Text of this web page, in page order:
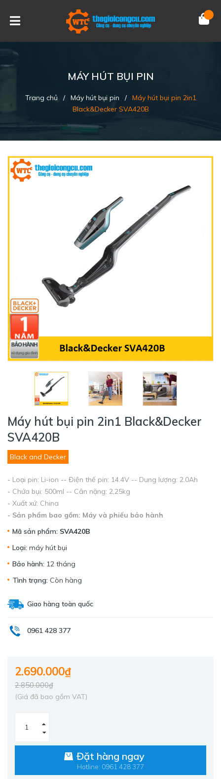
MÁY HÚT BỤI PIN
Trang chủ / Máy hút bụi pin / Máy hút bụi pin 2in1
Black&Decker SVA420B
Máy hút bụi pin 2in1 Black&Decker
SVA420B
Black and Decker
- Loại pin: Li-ion -- Điện thế pin: 14.4V -- Dung lượng: 2.0Ah
- Chứa bụi: 500ml -- Cân nặng: 2,25kg
- Xuất xứ: China
- Sản phẩm bao gồm: Máy và phiếu bảo hành
Mã sản phẩm: SVA420B
Loại: máy hút bụi
Bảo hành: 12 tháng
Tình trạng: Còn hàng
Giao hàng toàn quốc
0961 428 377
2.690.000₫
2.850.000₫
(Giá đã bao gồm VAT)
Đặt hàng ngay
Hotline: 0961 428 377